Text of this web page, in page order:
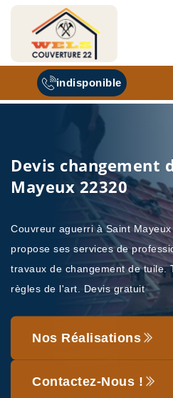
indisponible
Devis changement
Mayeux 22320
Couvreur aguerri à Saint Mayeux
propose ses services de
travaux de changement de tuile.
règles de l'art. Devis gratuit
Nos Réalisations
Contactez-Nous !